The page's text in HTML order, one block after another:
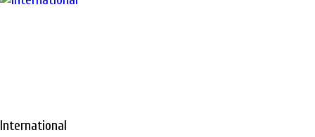
International